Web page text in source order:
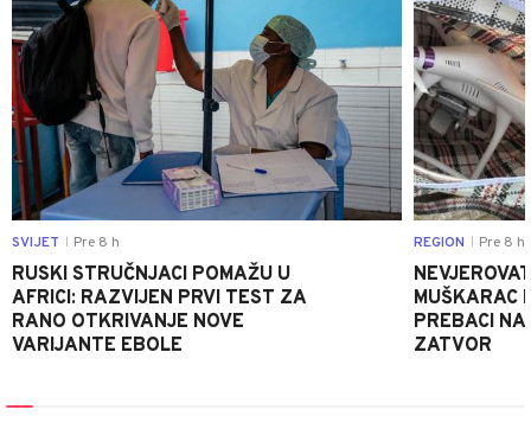
SVIJET Pre 8 h
RUSKI STRUČNJACI POMAŽU U
AFRICI: RAZVIJEN PRVI TEST ZA
RANO OTKRIVANJE NOVE
VARIJANTE EBOLE
REGION Pre 8 h
MUŠKARAC
PREBACI
ZATVOR